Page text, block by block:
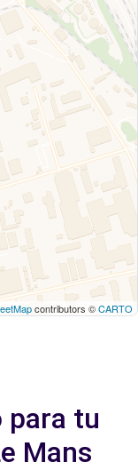
contributors ©CARTO
para tu
Mans